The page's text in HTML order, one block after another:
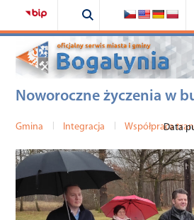
Home
Noworoczne życzenia w
Gmina Integracja Współpraca
Data